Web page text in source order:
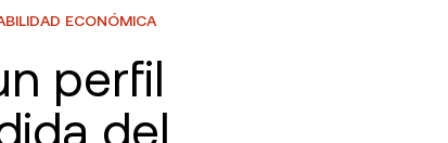
ECONÓMICA
perfil
del